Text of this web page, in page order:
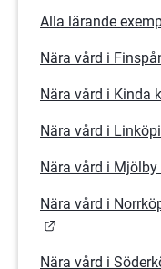
Alla lärande
Nära vård i
Nära vård i Kinda
Nära vård i
Nära vård i
Nära vård i
Nära vård i